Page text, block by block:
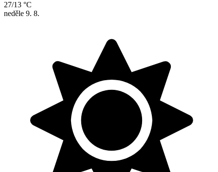
27/13 °C
neděle 9. 8.